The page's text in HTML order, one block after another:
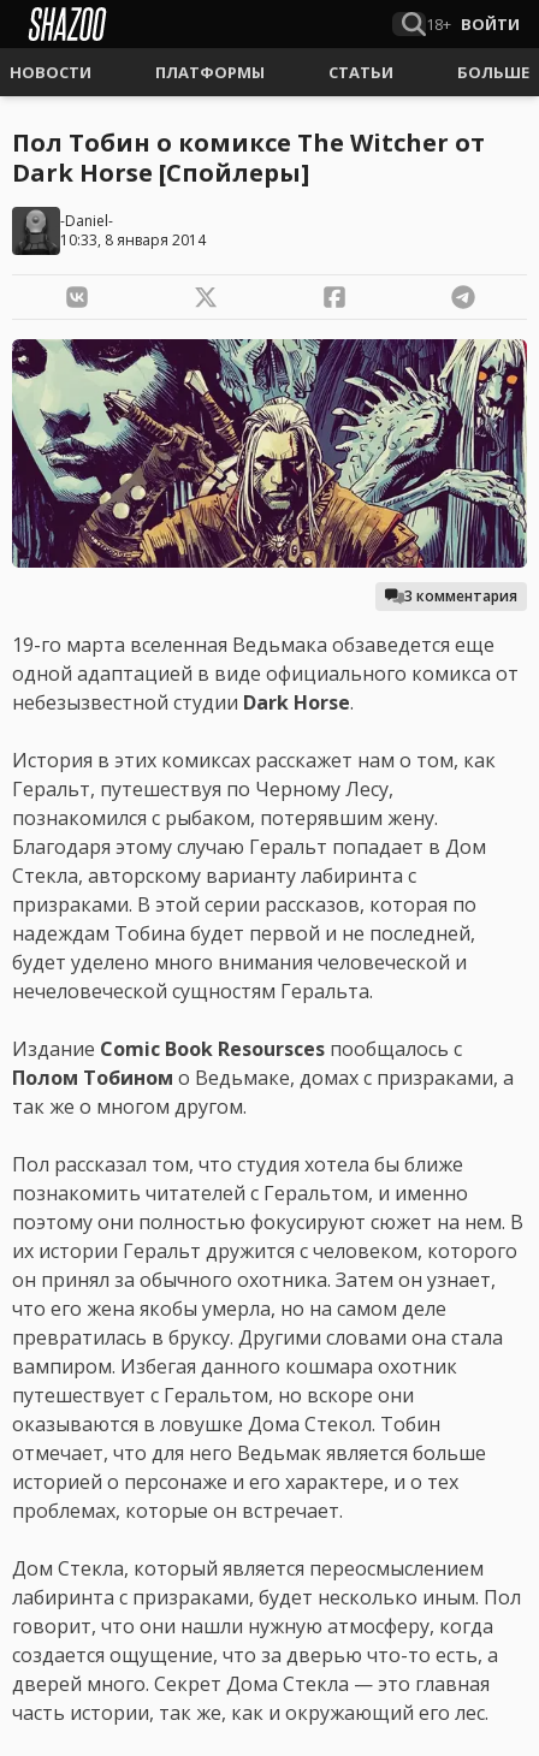
18+ ВОЙТИ
НОВОСТИ ПЛАТФОРМЫ СТАТЬИ БОЛЬШЕ
Пол Тобин о комиксе The Witcher от
Dark Horse [Спойлеры]
-Daniel-
10:33, 8 января 2014
3 комментария
19-го марта вселенная Ведьмака обзаведется еще
одной адаптацией в виде официального комикса от
небезызвестной студии Dark Horse.
История в этих комиксах расскажет нам о том, как
Геральт, путешествуя по Черному Лесу,
познакомился с рыбаком, потерявшим жену.
Благодаря этому случаю Геральт попадает в Дом
Стекла, авторскому варианту лабиринта с
призраками. В этой серии рассказов, которая по
надеждам Тобина будет первой и не последней,
будет уделено много внимания человеческой и
нечеловеческой сущностям Геральта.
Издание Comic Book Resoursces пообщалось с
Полом Тобином о Ведьмаке, домах с призраками, а
так же о многом другом.
Пол рассказал том, что студия хотела бы ближе
познакомить читателей с Геральтом, и именно
поэтому они полностью фокусируют сюжет на нем. В
их истории Геральт дружится с человеком, которого
он принял за обычного охотника. Затем он узнает,
что его жена якобы умерла, но на самом деле
превратилась в бруксу. Другими словами она стала
вампиром. Избегая данного кошмара охотник
путешествует с Геральтом, но вскоре они
оказываются в ловушке Дома Стекол. Тобин
отмечает, что для него Ведьмак является больше
историей о персонаже и его характере, и о тех
проблемах, которые он встречает.
Дом Стекла, который является переосмыслением
лабиринта с призраками, будет несколько иным. Пол
говорит, что они нашли нужную атмосферу, когда
создается ощущение, что за дверью что-то есть, а
дверей много. Секрет Дома Стекла — это главная
часть истории, так же, как и окружающий его лес.